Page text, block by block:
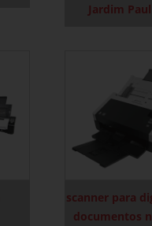
Jardim
scanner para
documentos